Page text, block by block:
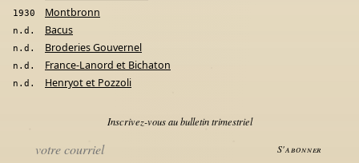
1930 Montbronn
n.d. Bacus
n.d. Broderies Gouvernel
n.d. France-Lanord et Bichaton
n.d. Henryot et Pozzoli
Inscrivez-vous au bulletin trimestriel
S'abonner